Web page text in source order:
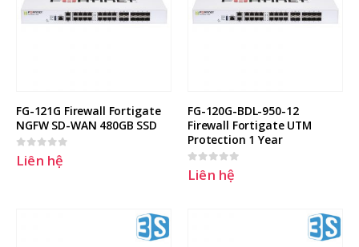
FG-121G Firewall Fortigate
NGFW SD-WAN 480GB SSD
0 out of 5
Liên hệ
FG-120G-BDL-950-12
Firewall Fortigate UTM
Protection 1 Year
0 out of 5
Liên hệ